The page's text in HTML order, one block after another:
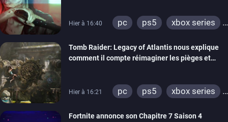
Hier à 16:40 pc ps5
xbox series
Tomb Raider: Legacy of Atlantis nous explique
comment il compte réimaginer les pièges et
Hier à 16:21 pc ps5
xbox series
Fortnite annonce son Chapitre 7 Saison 4